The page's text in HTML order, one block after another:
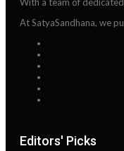
At SatyaSandhana, we
Editors' Picks